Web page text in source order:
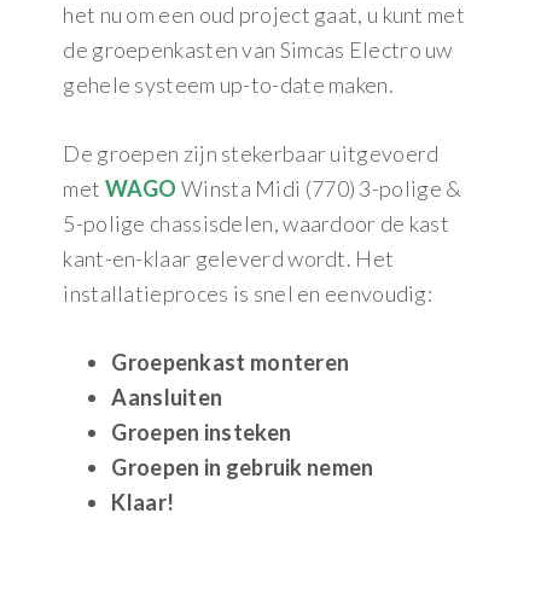
het nu om een oud project gaat, u kunt met
de groepenkasten van Simcas Electro uw
gehele systeem up-to-date maken.
De groepen zijn stekerbaar uitgevoerd
met WAGO Winsta Midi (770) 3-polige &
5-polige chassisdelen, waardoor de kast
kant-en-klaar geleverd wordt. Het
installatieproces is snel en eenvoudig:
Groepenkast monteren
Aansluiten
Groepen insteken
Groepen in gebruik nemen
Klaar!